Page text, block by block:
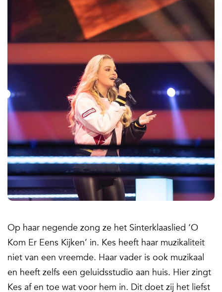
Op haar negende zong ze het Sinterklaaslied ‘O
Kom Er Eens Kijken’ in. Kes heeft haar muzikaliteit
niet van een vreemde. Haar vader is ook muzikaal
en heeft zelfs een geluidsstudio aan huis. Hier zingt
Kes af en toe wat voor hem in. Dit doet zij het liefst